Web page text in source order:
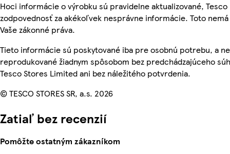
Hoci informácie o výrobku sú pravidelne aktualizované, Tesco
zodpovednosť za akékoľvek nesprávne informácie. Toto
Vaše zákonné práva.
Tieto informácie sú poskytované iba pre osobnú potrebu, a
reprodukované žiadnym spôsobom bez predchádzajúceho
Tesco Stores Limited ani bez náležitého potvrdenia.
© TESCO STORES SR, a.s. 2026
Zatiaľ bez recenzií
Pomôžte ostatným zákazníkom